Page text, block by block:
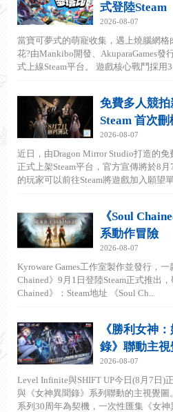
式登陸Steam
2026-08-07
當寶可夢式的萌寵收集，遇上燒腦網
花?由Mankibo開發、AkuparaGames發
式上線Steam平台。 遊戲核心戰鬥採用
免費多人競
Steam 首次
2026-08-07
近日，由Dragon Mirror Studio打造的免
正式上架Steam平台，官方宣傳將於8
的玩家可以前往Steam將遊戲加入願望
《Soul
系動作冒險
2026-08-07
Kyroware Games工作室製作並發行，
Chained》9月1日登陸Steam正式推出
Chained》：Steam地址 《Soul Ch...
《勝利女神
錄》聯動主視
2026-08-07
Level Infinite與SHIFT UP今日(8月7日)
與《女神異聞錄》系列聯動的主視覺圖
系列30周年為契機，一次性匯集《女神